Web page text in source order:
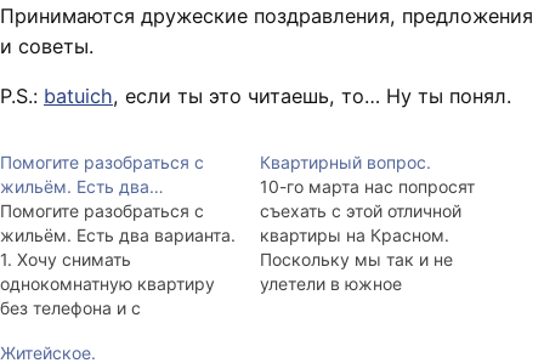
Принимаются дружеские поздравления, предложения
и советы.
P.S.: batuich, если ты это читаешь, то… Ну ты понял.
Помогите разобраться с
жильём. Есть два…
Помогите разобраться с
жильём. Есть два варианта.
1. Хочу снимать
однокомнатную квартиру
без телефона и с
мебели в Академгородке
Квартирный вопрос.
10-го марта нас попросят
съехать с этой отличной
квартиры на Красном.
Поскольку мы так и не
улетели в южное
Житейское.